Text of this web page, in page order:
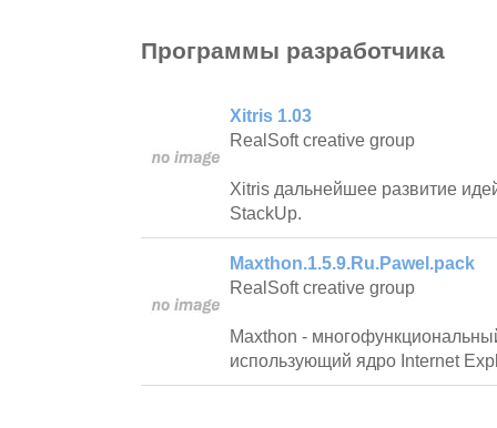
Программы разработчика
Xitris 1.03
RealSoft creative group
Xitris дальнейшее развитие
StackUp.
Maxthon.1.5.9.Ru.Pawel.pack
RealSoft creative group
Maxthon -
использующий ядро Internet